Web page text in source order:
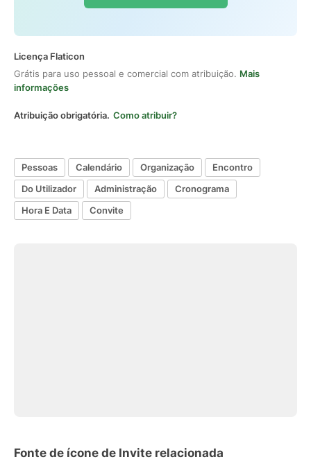
Licença Flaticon
Grátis para uso pessoal e comercial com atribuição. Mais
informações
Atribuição obrigatória. Como atribuir?
Pessoas Calendário Organização
Encontro
Do Utilizador
Administração
Cronograma
Hora E Data
Convite
Fonte de ícone de Invite relacionada